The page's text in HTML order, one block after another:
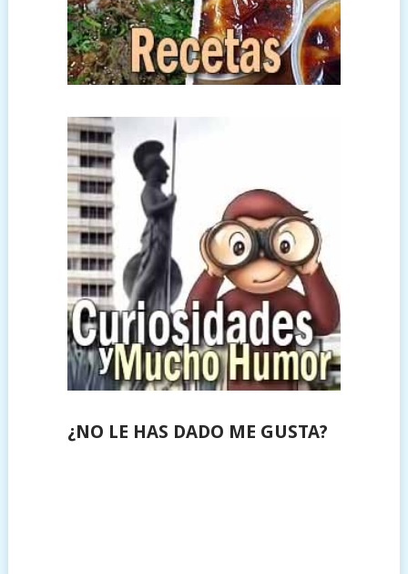
¿NO LE HAS DADO ME GUSTA?